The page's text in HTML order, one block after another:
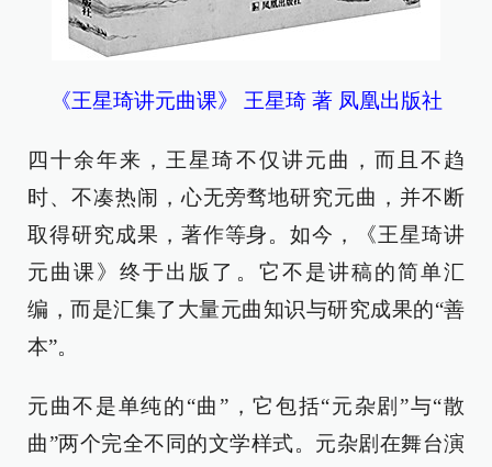
《王星琦讲元曲课》 王星琦 著 凤凰出版社
四十余年来，王星琦不仅讲元曲，而且不趋
时、不凑热闹，心无旁骛地研究元曲，并不断
取得研究成果，著作等身。如今，《王星琦讲
元曲课》终于出版了。它不是讲稿的简单汇
编，而是汇集了大量元曲知识与研究成果的“善
本”。
元曲不是单纯的“曲”，它包括“元杂剧”与“散
曲”两个完全不同的文学样式。元杂剧在舞台演